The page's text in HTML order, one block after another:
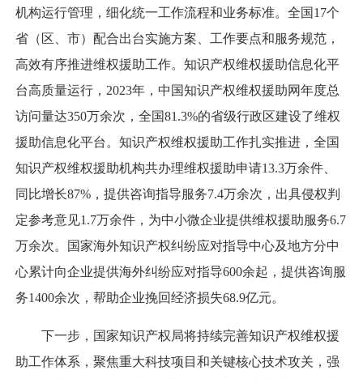
机构运行管理，细化统一工作流程和业务标准。全国17个
省（区、市）配合出台实施方案、工作要点和服务规范，
高效有序推进维权援助工作。知识产权维权援助信息化平
台高质量运行，2023年，中国知识产权维权援助网年度总
访问量达350万余次，全国81.3%的省级行政区建设了维权
援助信息化平台。知识产权维权援助工作扎实推进，全国
知识产权维权援助机构共办理维权援助申请13.3万余件、
同比增长87%，提供咨询指导服务7.4万余次，出具侵权判
定参考意见1.7万余件，为中小微企业提供维权援助服务6.7
万余次。国家海外知识产权纠纷应对指导中心及地方分中
心累计向企业提供海外纠纷应对指导600余起，提供咨询服
务1400余次，帮助企业挽回经济损失68.9亿元。
下一步，国家知识产权局将持续完善知识产权维权援
助工作体系，聚焦重大科技项目和关键核心技术攻关，强